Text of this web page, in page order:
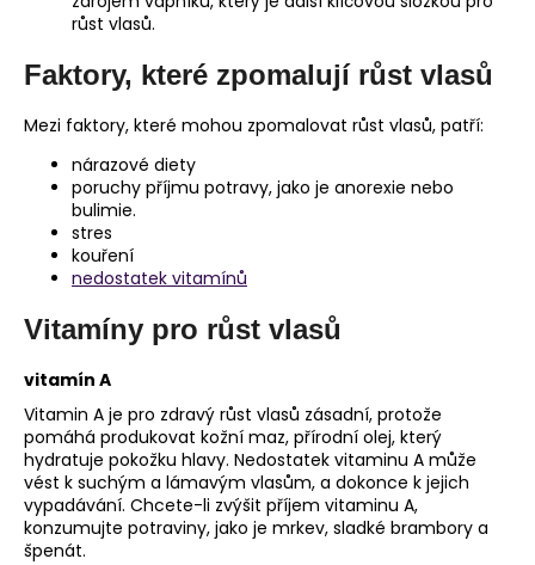
růst vlasů.
Faktory, které zpomalují růst vlasů
Mezi faktory, které mohou zpomalovat růst vlasů, patří:
nárazové diety
poruchy příjmu potravy, jako je anorexie nebo
bulimie.
stres
kouření
nedostatek vitamínů
Vitamíny pro růst vlasů
vitamín A
Vitamin A je pro zdravý růst vlasů zásadní, protože
pomáhá produkovat kožní maz, přírodní olej, který
hydratuje pokožku hlavy. Nedostatek vitaminu A může
vést k suchým a lámavým vlasům, a dokonce k jejich
vypadávání. Chcete-li zvýšit příjem vitaminu A,
konzumujte potraviny, jako je mrkev, sladké brambory a
špenát.